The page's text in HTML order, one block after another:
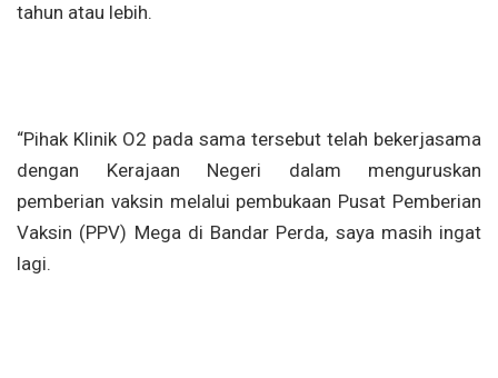
tahun atau lebih.
“Pihak Klinik O2 pada sama tersebut telah bekerjasama
dengan Kerajaan Negeri dalam menguruskan
pemberian vaksin melalui pembukaan Pusat Pemberian
Vaksin (PPV) Mega di Bandar Perda, saya masih ingat
lagi.